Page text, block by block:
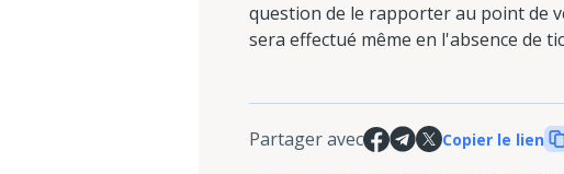
question de le rapporter au point de
sera effectué même en l'absence de
Partager avec Copier le lien